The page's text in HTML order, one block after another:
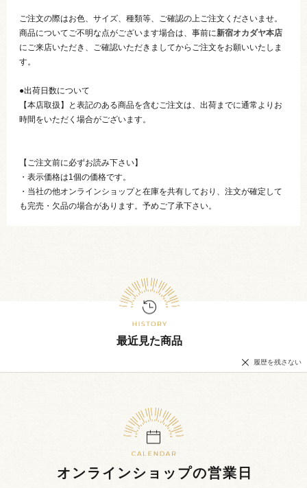
ご注文の際はお色、サイズ、種類等、ご確認の上ご注文くださいませ。
商品についてご不明な点がございます場合は、事前に新宿オカダヤ本店
にご来店いただき、ご確認いただきましてからご注文をお願いいたしま
す。
●出荷日数について
【本店取扱】と表記のある商品を含むご注文は、出荷までに通常よりお
時間をいただく場合がございます。
【ご注文前に必ずお読み下さい】
・表示価格は1個の価格です。
・当社の他オンラインショップと在庫を共有しており、注文が確定して
も完売・欠品の場合があります。予めご了承下さい。
最近見た商品
履歴を残さない
オンラインショップの営業日